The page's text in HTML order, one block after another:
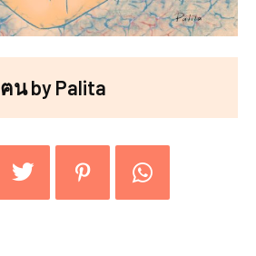
ฅน by Palita